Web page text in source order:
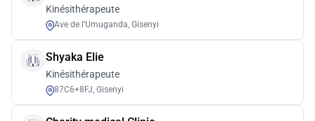
Kinésithérapeute
Ave de l'Umuganda, Gisenyi
Shyaka Elie
Kinésithérapeute
87C6+8FJ, Gisenyi